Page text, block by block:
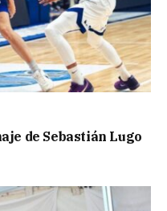
de Sebastián Lugo